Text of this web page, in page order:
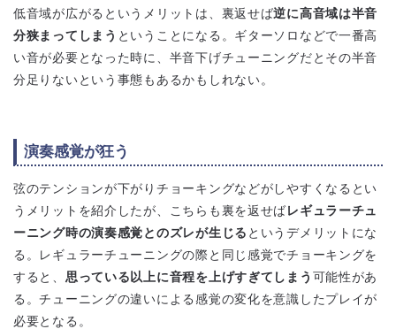
低音域が広がるというメリットは、裏返せば逆に高音域は半音
分狭まってしまう ということになる。ギターソロなどで一番高
い音が必要となった時に、半音下げチューニングだとその半音
分足りないという事態もあるかもしれない。
演奏感覚が狂う
弦のテンションが下がりチョーキングなどがしやすくなるとい
うメリットを紹介したが、こちらも裏を返せばレギュラーチュ
ーニング時の演奏感覚とのズレが生じる というデメリットにな
る。レギュラーチューニングの際と同じ感覚でチョーキングを
すると、 思っている以上に音程を上げすぎてしまう 可能性があ
る。チューニングの違いによる感覚の変化を意識したプレイが
必要となる。